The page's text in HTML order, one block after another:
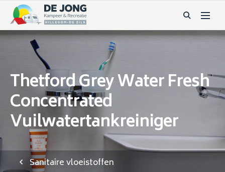
Thetford Grey Water Fresh
Concentrated
Vuilwatertankreiniger
Sanitaire vloeistoffen